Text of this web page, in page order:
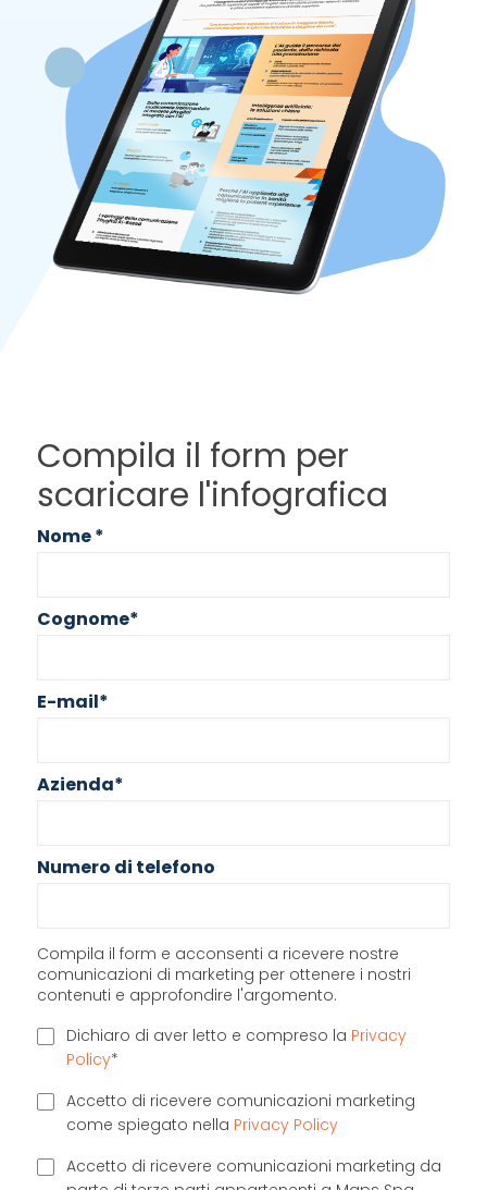
Compila il form per
scaricare l'infografica
Nome*
Cognome*
E-mail*
Azienda*
Numero di telefono
Compila il form e acconsenti a ricevere nostre
comunicazioni di marketing per ottenere i nostri
contenuti e approfondire l'argomento.
Dichiaro di aver letto e compreso la Privacy
Policy*
Accetto di ricevere comunicazioni marketing
come spiegato nella Privacy Policy
Accetto di ricevere comunicazioni marketing da